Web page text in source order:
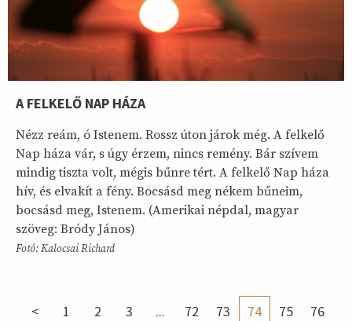
A FELKELŐ NAP HÁZA
Nézz reám, ó Istenem. Rossz úton járok még. A felkelő
Nap háza vár, s úgy érzem, nincs remény. Bár szívem
mindig tiszta volt, mégis bűnre tért. A felkelő Nap háza
hív, és elvakít a fény. Bocsásd meg nékem bűneim,
bocsásd meg, Istenem. (Amerikai népdal, magyar
szöveg: Bródy János)
Fotó: Kalocsai Richard
< 1 2 3 ... 72 73 74 75
76